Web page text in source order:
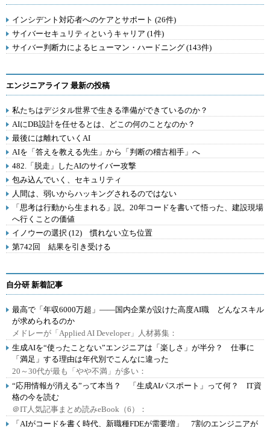
インシデント対応者へのケアとサポート (26件)
サイバーセキュリティというキャリア (1件)
サイバー判断力によるヒューマン・ハードニング (143件)
エンジニアライフ 最新の投稿
私たちはデジタル世界で生きる準備ができているのか？
AIにDB設計を任せるとは、どこの何のことなのか？
最後には離れていくAI
AIを「答えを教える先生」から「判断の稽古相手」へ
482.「脱走」したAIのサイバー攻撃
包み込んでいく、セキュリティ
人間は、弱いからハッキングされるのではない
「思考は行動から生まれる」説。20年コードを書いて悟った、建設現場
へ行くことの価値
イノウーの選択 (12) 慣れない立ち位置
第742回 結果を引き受ける
自分研 新着記事
最高で「年収6000万超」――国内企業が設けた高度AI職 どんなスキル
が求められるのか
メドレーが「Applied AI Developer」人材募集：
生成AIを“使ったことない”エンジニアは「楽しさ」が半分？ 仕事に
「満足」する理由は年代別でこんなに違った
20～30代が最も「やや不満」が多い：
“応用情報が消える”って本当？ 「生成AIパスポート」って何？ IT資
格の今を読む
＠IT人気記事まとめ読みeBook（6）：
「AIがコードを書く時代、新職種FDEが需要増」 7割のエンジニアが